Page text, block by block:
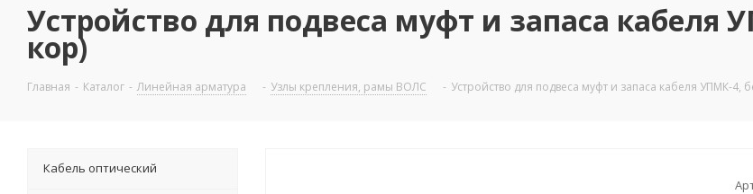
Устройство для подвеса муфт и запаса кабеля
кор)
Главная - Каталог - Линейная арматура - Узлы крепления, рамы ВОЛС - Устройство для подвеса муфт и запаса кабеля УПМК-4,
Кабель оптический